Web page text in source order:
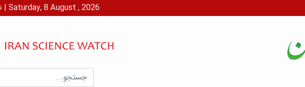
شنبه، ۱۷ مرداد، ۱۴۰۵ | Saturday, 8 August , 2026